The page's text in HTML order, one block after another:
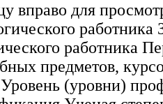
вправо для
работника
работника
предметов,
(уровни)